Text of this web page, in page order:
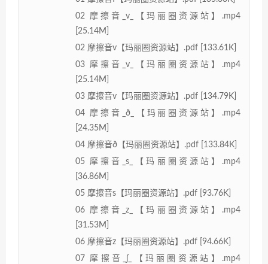
02 摩擦音_v_【玛丽圈资源站】.mp4
[25.14M]
02 摩擦音v【玛丽圈资源站】.pdf [133.61K]
03 摩擦音_v_【玛丽圈资源站】.mp4
[25.14M]
03 摩擦音v【玛丽圈资源站】.pdf [134.79K]
04 摩擦音_ð_【玛丽圈资源站】.mp4
[24.35M]
04 摩擦音ð【玛丽圈资源站】.pdf [133.84K]
05 摩擦音_s_【玛丽圈资源站】.mp4
[36.86M]
05 摩擦音s【玛丽圈资源站】.pdf [93.76K]
06 摩擦音_z_【玛丽圈资源站】.mp4
[31.53M]
06 摩擦音z【玛丽圈资源站】.pdf [94.66K]
07 摩擦音_ʃ_【玛丽圈资源站】.mp4